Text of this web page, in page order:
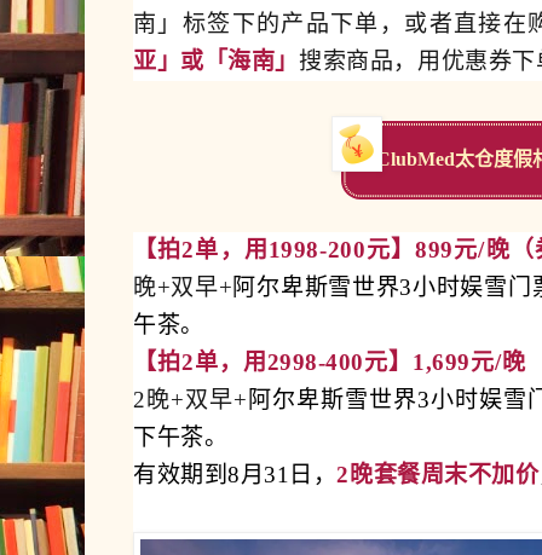
南」标签下的产品下单，或者直接在
亚」或「海南」搜索商品，用优惠券下
ClubMed太仓度假
【拍2单，用1998-200元】899元/晚
晚+双早+阿尔卑斯雪世界3小时娱雪
午茶。
【拍2单，用2998-400元】1,699元/晚
2晚+双早+ 阿尔卑斯雪世界3小时娱雪
下午茶。
有效期到8月31日，2晚套餐周末不加价